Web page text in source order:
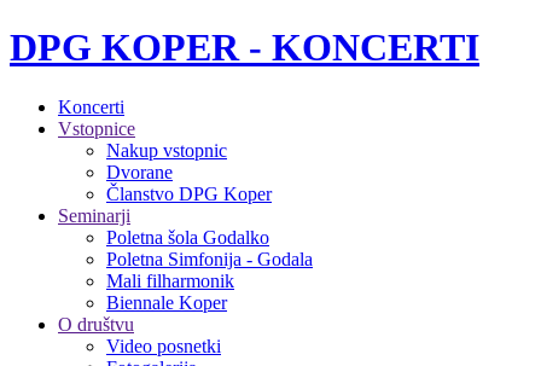
DPG KOPER - KONCERTI
Koncerti
Vstopnice
Nakup vstopnic
Dvorane
Članstvo DPG Koper
Seminarji
Poletna šola Godalko
Poletna Simfonija - Godala
Mali filharmonik
Biennale Koper
O društvu
Video posnetki